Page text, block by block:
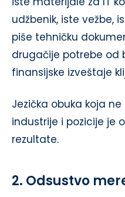
udžbenik, iste vežbe,
piše tehničku
drugačije potrebe od
finansijske izveštaje
Jezička obuka koja
industrije i pozicije je
rezultate.
2. Odsustvo